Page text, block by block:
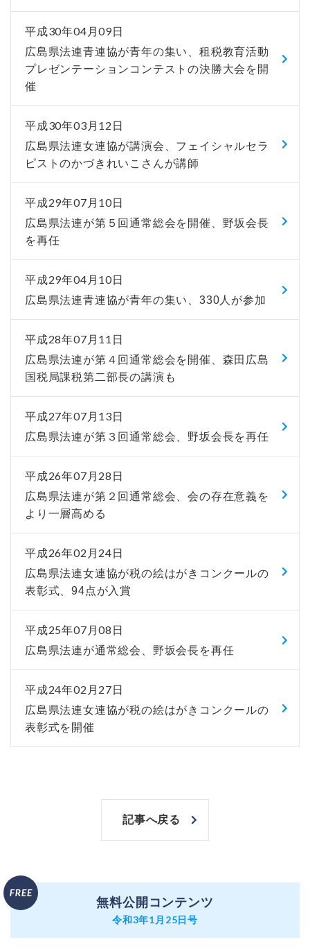
平成30年04月09日
広島県法連青連協が青年の集い、租税教育活動
プレゼンテーションコンテストの決勝大会を開
催
平成30年03月12日
広島県法連女連協が講演会、フェイシャルセラ
ピストのかづきれいこさんが講師
平成29年07月10日
広島県法連が第５回通常総会を開催、野坂会長
を再任
平成29年04月10日
広島県法連青連協が青年の集い、330人が参加
平成28年07月11日
広島県法連が第４回通常総会を開催、森田広島
国税局課税第二部長の講演も
平成27年07月13日
広島県法連が第３回通常総会、野坂会長を再任
平成26年07月28日
広島県法連が第２回通常総会、会の存在意義を
より一層高める
平成26年02月24日
広島県法連女連協が税の絵はがきコンクールの
表彰式、94点が入賞
平成25年07月08日
広島県法連が通常総会、野坂会長を再任
平成24年02月27日
広島県法連女連協が税の絵はがきコンクールの
表彰式を開催
記事へ戻る
無料公開コンテンツ
令和3年1月25日号